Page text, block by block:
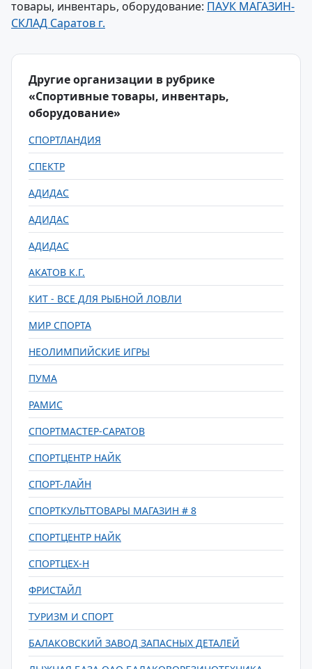
товары, инвентарь, оборудование: ПАУК МАГАЗИН-
СКЛАД Саратов г.
Другие организации в рубрике
«Спортивные товары, инвентарь,
оборудование»
СПОРТЛАНДИЯ
СПЕКТР
АДИДАС
АДИДАС
АДИДАС
АКАТОВ К.Г.
КИТ - ВСЕ ДЛЯ РЫБНОЙ ЛОВЛИ
МИР СПОРТА
НЕОЛИМПИЙСКИЕ ИГРЫ
ПУМА
РАМИС
СПОРТМАСТЕР-САРАТОВ
СПОРТЦЕНТР НАЙК
СПОРТ-ЛАЙН
СПОРТКУЛЬТТОВАРЫ МАГАЗИН # 8
СПОРТЦЕНТР НАЙК
СПОРТЦЕХ-Н
ФРИСТАЙЛ
ТУРИЗМ И СПОРТ
БАЛАКОВСКИЙ ЗАВОД ЗАПАСНЫХ ДЕТАЛЕЙ